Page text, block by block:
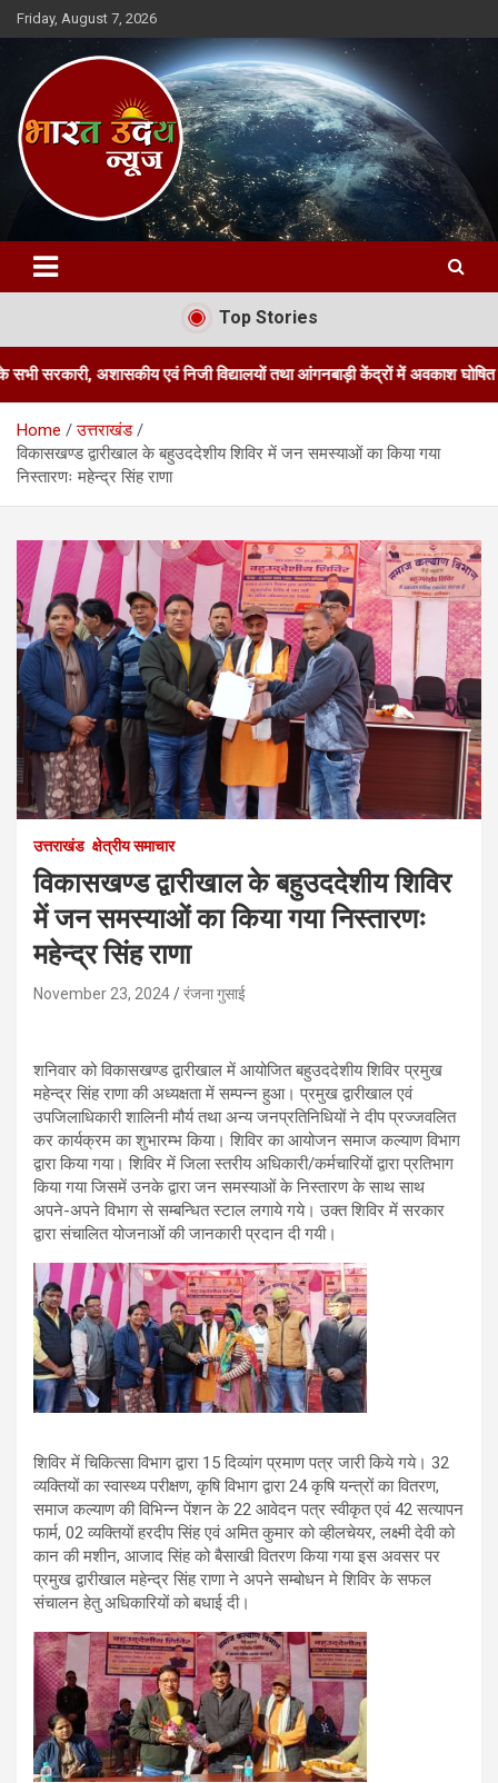
Skip
to
Friday, August 7, 2026
Bharat Uday News
Top Stories
एवं निजी विद्यालयों तथा आंगनबाड़ी केंद्रों में अवकाश घोषित किया
Home
उत्तराखंड
विकासखण्ड द्वारीखाल के बहुउददेशीय शिविर में जन समस्याओं का किया गया
निस्तारणः महेन्द्र सिंह राणा
उत्तराखंड क्षेत्रीय समाचार
विकासखण्ड द्वारीखाल के बहुउददेशीय शिविर
में जन समस्याओं का किया गया निस्तारणः
महेन्द्र सिंह राणा
November 23, 2024 रंजना गुसाई
शनिवार को विकासखण्ड द्वारीखाल में आयोजित बहुउददेशीय शिविर प्रमुख
महेन्द्र सिंह राणा की अध्यक्षता में सम्पन्न हुआ। प्रमुख द्वारीखाल एवं
उपजिलाधिकारी शालिनी मौर्य तथा अन्य जनप्रतिनिधियों ने दीप प्रज्जवलित
कर कार्यक्रम का शुभारम्भ किया। शिविर का आयोजन समाज कल्याण विभाग
द्वारा किया गया। शिविर में जिला स्तरीय अधिकारी/कर्मचारियों द्वारा प्रतिभाग
किया गया जिसमें उनके द्वारा जन समस्याओं के निस्तारण के साथ साथ
अपने-अपने विभाग से सम्बन्धित स्टाल लगाये गये। उक्त शिविर में सरकार
द्वारा संचालित योजनाओं की जानकारी प्रदान दी गयी।
शिविर में चिकित्सा विभाग द्वारा 15 दिव्यांग प्रमाण पत्र जारी किये गये। 32
व्यक्तियों का स्वास्थ्य परीक्षण, कृषि विभाग द्वारा 24 कृषि यन्त्रों का वितरण,
समाज कल्याण की विभिन्न पेंशन के 22 आवेदन पत्र स्वीकृत एवं 42 सत्यापन
फार्म, 02 व्यक्तियों हरदीप सिंह एवं अमित कुमार को व्हीलचेयर, लक्ष्मी देवी को
कान की मशीन, आजाद सिंह को बैसाखी वितरण किया गया इस अवसर पर
प्रमुख द्वारीखाल महेन्द्र सिंह राणा ने अपने सम्बोधन मे शिविर के सफल
संचालन हेतु अधिकारियों को बधाई दी।